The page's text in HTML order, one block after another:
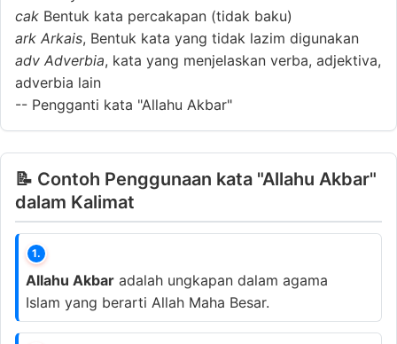
cak Bentuk kata percakapan (tidak baku)
ark Arkais, Bentuk kata yang tidak lazim digunakan
adv Adverbia, kata yang menjelaskan verba, adjektiva,
adverbia lain
-- Pengganti kata "Allahu Akbar"
📝 Contoh Penggunaan kata "Allahu Akbar"
dalam Kalimat
1.
Allahu Akbar adalah ungkapan dalam agama
Islam yang berarti Allah Maha Besar.